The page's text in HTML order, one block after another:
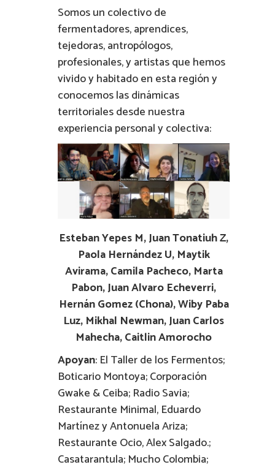
Somos un colectivo de
fermentadores, aprendices,
tejedoras, antropólogos,
profesionales, y artistas que hemos
vivido y habitado en esta región y
conocemos las dinámicas
territoriales desde nuestra
experiencia personal y colectiva:
Esteban Yepes M, Juan Tonatiuh Z,
Paola Hernández U, Maytik
Avirama, Camila Pacheco, Marta
Pabon, Juan Alvaro Echeverri,
Hernán Gomez (Chona), Wiby Paba
Luz, Mikhal Newman, Juan Carlos
Mahecha, Caitlin Amorocho
Apoyan: El Taller de los Fermentos;
Boticario Montoya; Corporación
Gwake & Ceiba; Radio Savia;
Restaurante Minimal, Eduardo
Martínez y Antonuela Ariza;
Restaurante Ocio, Alex Salgado.;
Casatarantula; Mucho Colombia;